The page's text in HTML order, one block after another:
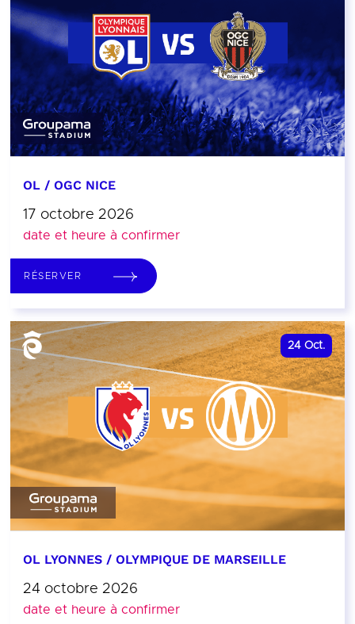
OL / OGC NICE
17 octobre 2026
date et heure à confirmer
RÉSERVER
24 Oct.
OL LYONNES / OLYMPIQUE DE MARSEILLE
24 octobre 2026
date et heure à confirmer